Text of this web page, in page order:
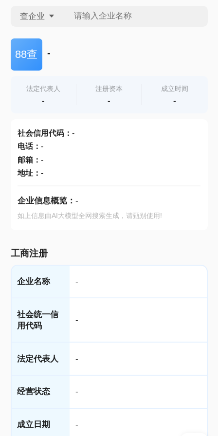
查企业
查企业
查产地
88查 -
法定代表人
-
注册资本
-
成立时间
-
社会信用代码： -
电话： -
邮箱： -
地址： -
企业信息概览： -
如上信息由AI大模型全网搜索生成，请甄别使用!
工商注册
企业名称 -
社会统一信
用代码
-
法定代表人 -
经营状态 -
成立日期 -